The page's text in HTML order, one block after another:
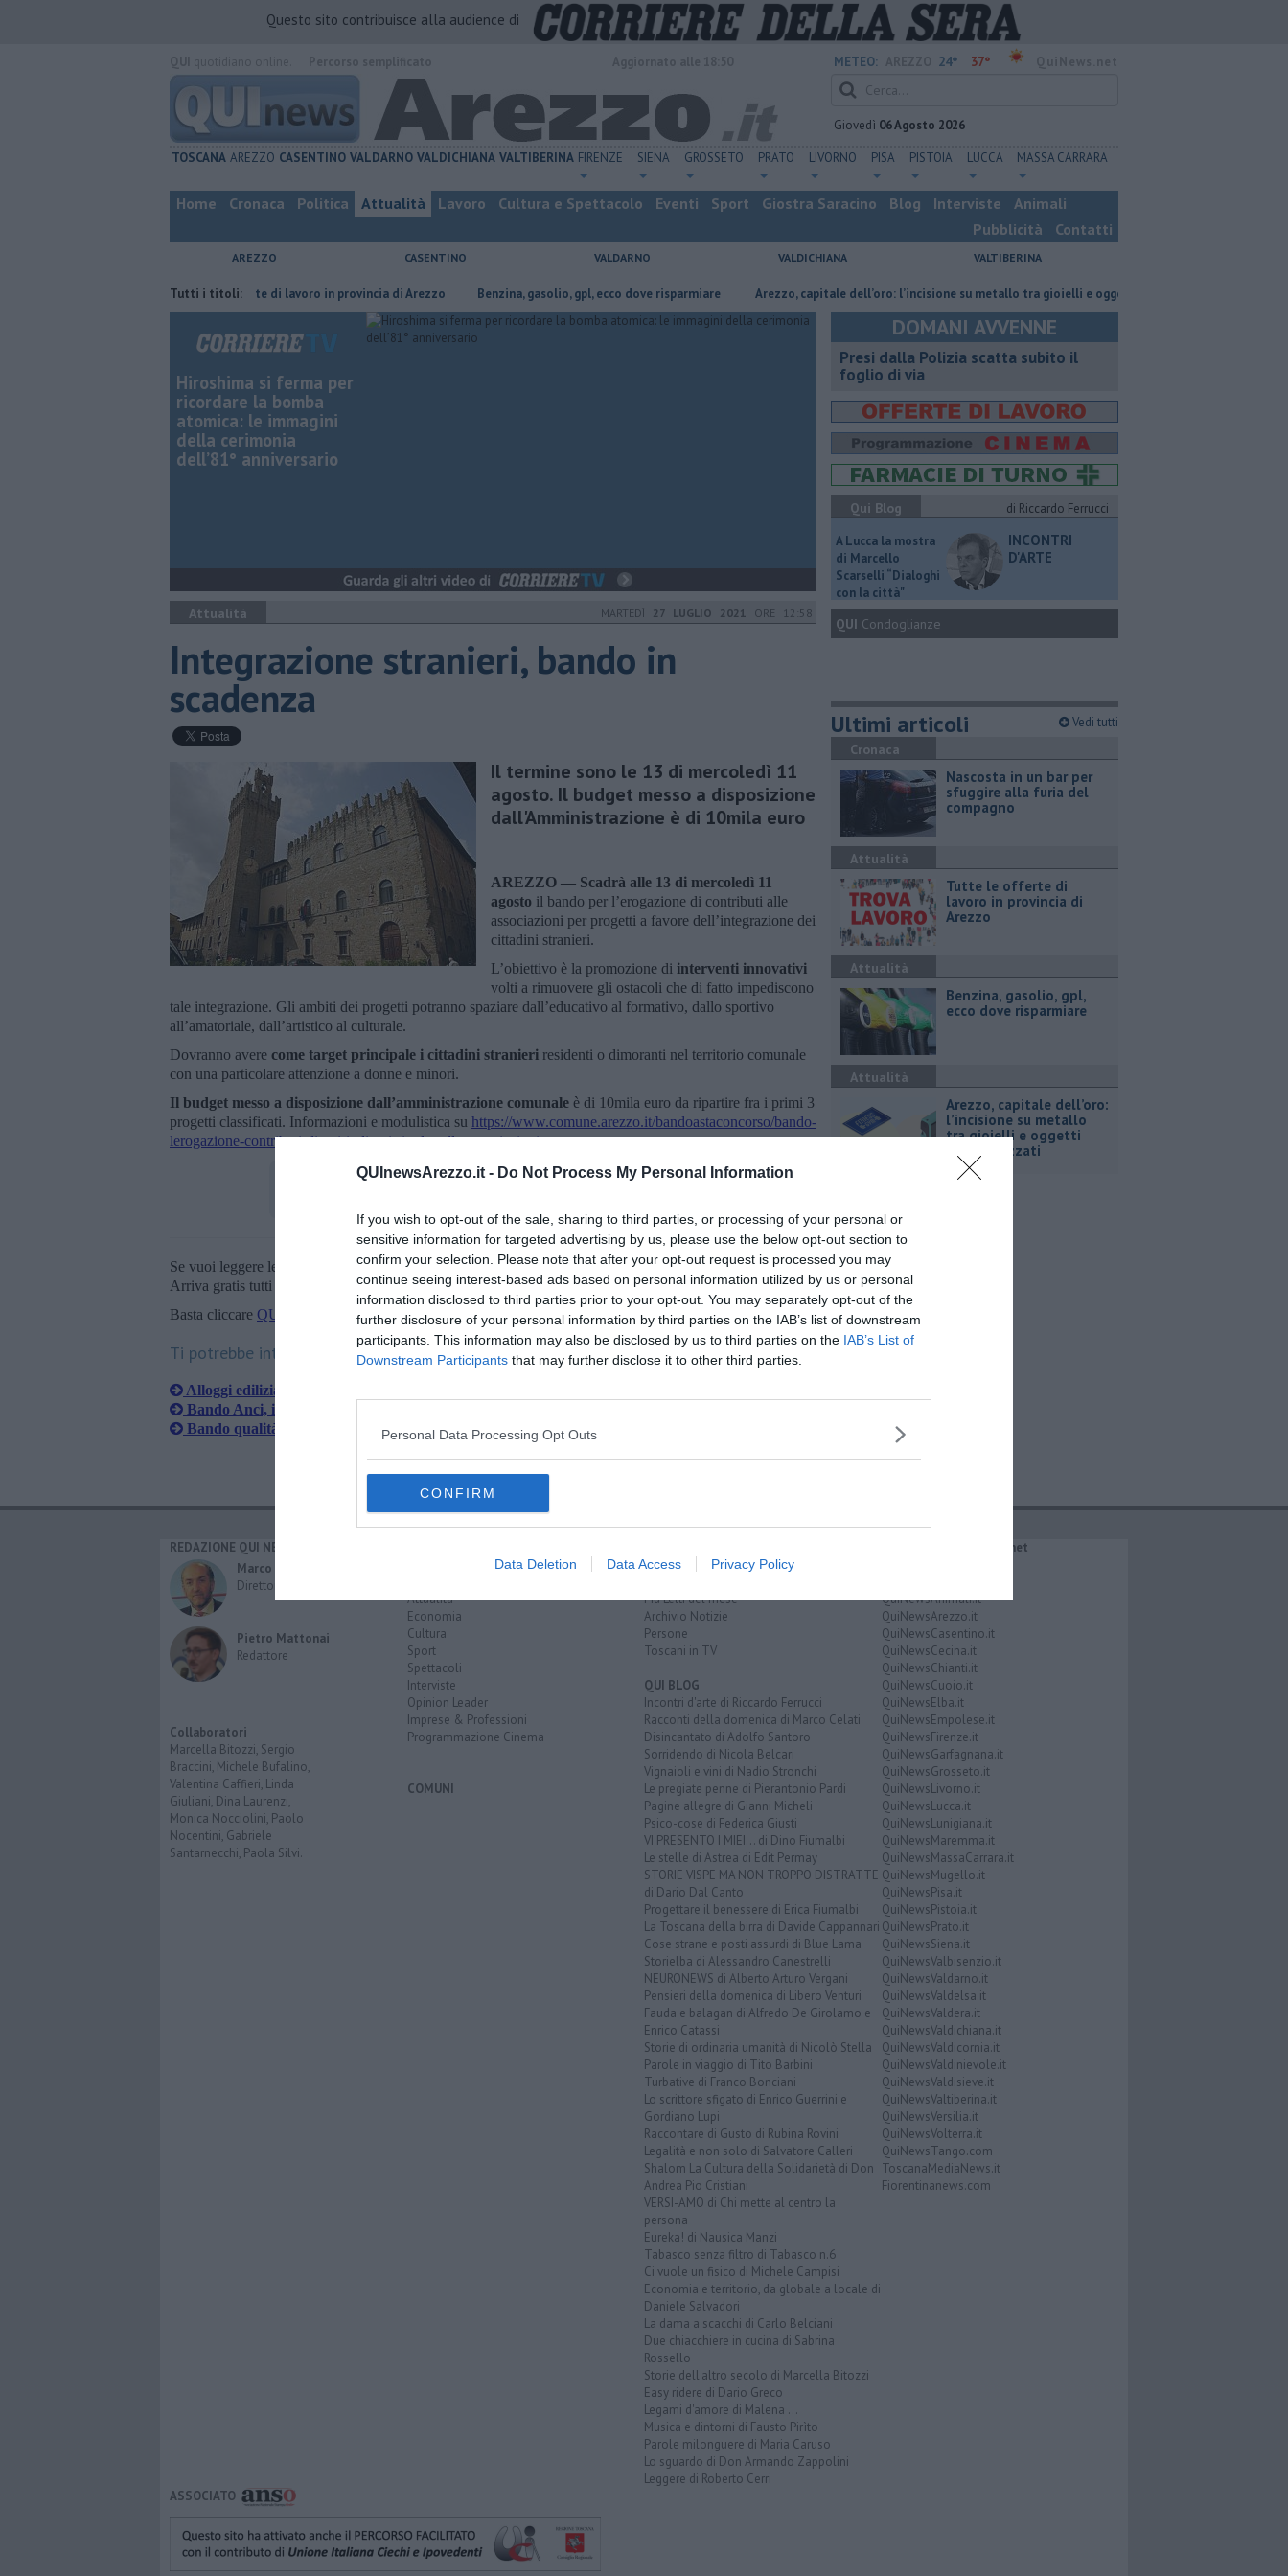
QUInewsArezzo.it - Do Not Process My Personal Information
If you wish to opt-out of the sale, sharing to third parties, or processing of your personal or
sensitive information for targeted advertising by us, please use the below opt-out section to
confirm your selection. Please note that after your opt-out request is processed you may
continue seeing interest-based ads based on personal information utilized by us or personal
information disclosed to third parties prior to your opt-out. You may separately opt-out of the
further disclosure of your personal information by third parties on the IAB’s list of downstream
participants. This information may also be disclosed by us to third parties on the IAB’s List of
Downstream Participants that may further disclose it to other third parties.
Personal Data Processing Opt Outs
CONFIRM
Data Deletion Data Access Privacy Policy
Questo sito contribuisce alla audience di
METEO: 24° 37°
Giovedì 06 Agosto 2026
TOSCANA AREZZO CASENTINO VALDARNO VALDICHIANA VALTIBERINA FIRENZE SIENA GROSSETO PRATO LIVORNO PISA PISTOIA LUCCA MASSA CARRARA
Home Cronaca Politica Attualità Lavoro Cultura e Spettacolo Eventi Sport Giostra Saracino Blog Interviste
Animali
Pubblicità
Contatti
AREZZO CASENTINO VALDARNO VALDICHIANA VALTIBERINA
Tutti i titoli:
​Tutte le offerte di lavoro in provincia di Arezzo ​Benzina, gasolio, gpl, ecco dove risparmiare Arezzo, capitale dell’oro: l’incisione su metallo tra gioielli e oggetti personalizzati
Hiroshima si ferma per
ricordare la bomba
atomica: le immagini
della cerimonia
dell’81° anniversario
Attualità MARTEDÌ 27 LUGLIO 2021 ORE 12:58
Integrazione stranieri, bando in
scadenza
Il termine sono le 13 di mercoledì 11
agosto. Il budget messo a disposizione
dall'Amministrazione è di 10mila euro
AREZZO — Scadrà alle 13 di mercoledì 11
agosto il bando per l’erogazione di contributi alle
associazioni per progetti a favore dell’integrazione dei
cittadini stranieri.
L’obiettivo è la promozione di interventi innovativi
volti a rimuovere gli ostacoli che di fatto impediscono
tale integrazione. Gli ambiti dei progetti potranno spaziare dall’educativo al formativo, dallo sportivo
all’amatoriale, dall’artistico al culturale.
Dovranno avere come target principale i cittadini stranieri residenti o dimoranti nel territorio comunale
con una particolare attenzione a donne e minori.
Il budget messo a disposizione dall’amministrazione comunale è di 10mila euro da ripartire fra i primi 3
progetti classificati. Informazioni e modulistica su https://www.comune.arezzo.it/bandoastaconcorso/bando-
lerogazione-contributi-diretti-indiretti-rivolto-alle-associazioni
Se vuoi leggere le notizie principali della Toscana iscriviti allaNewsletter QUInews - ToscanaMedia.
Arriva gratis tutti i giorni alle 20:00 direttamente nella tua casella di posta.
Basta cliccare QUI
Ti potrebbe interessare anche:
Alloggi edilizia agevolata, riapre il bando
Bando Anci, il Comune conquista un "tesoretto"
Bando qualità dell'abitare, "occasione mancata"
DOMANI AVVENNE
Presi dalla Polizia scatta subito il
foglio di via
Qui Blog
di Riccardo Ferrucci
A Lucca la mostra
di Marcello
Scarselli “Dialoghi
con la città"
INCONTRI
D'ARTE
QUI Condoglianze
Ultimi articoli Vedi tutti
Cronaca
Nascosta in un bar per
sfuggire alla furia del
compagno
Attualità
​Tutte le offerte di
lavoro in provincia di
Arezzo
Attualità
​Benzina, gasolio, gpl,
ecco dove risparmiare
Attualità
Arezzo, capitale dell’oro:
l’incisione su metallo
tra gioielli e oggetti
personalizzati
REDAZIONE QUI NEWS
Marco Migli
Direttore Responsabile
Pietro Mattonai
Redattore
Collaboratori
Marcella Bitozzi, Sergio
Braccini, Michele Bufalino,
Valentina Caffieri, Linda
Giuliani, Dina Laurenzi,
Monica Nocciolini, Paolo
Nocentini, Gabriele
Santarnecchi, Paola Silvi.
Attualità
Economia
Cultura
Sport
Spettacoli
Interviste
Opinion Leader
Imprese & Professioni
Programmazione Cinema
COMUNI
Le notizie di oggi
Più Letti del mese
Archivio Notizie
Persone
Toscani in TV
QUI BLOG
Incontri d'arte di Riccardo Ferrucci
Racconti della domenica di Marco Celati
Disincantato di Adolfo Santoro
Sorridendo di Nicola Belcari
Vignaioli e vini di Nadio Stronchi
Le pregiate penne di Pierantonio Pardi
Pagine allegre di Gianni Micheli
Psico-cose di Federica Giusti
VI PRESENTO I MIEI... di Dino Fiumalbi
Le stelle di Astrea di Edit Permay
STORIE VISPE MA NON TROPPO DISTRATTE
di Dario Dal Canto
Progettare il benessere di Erica Fiumalbi
La Toscana della birra di Davide Cappannari
Cose strane e posti assurdi di Blue Lama
Storielba di Alessandro Canestrelli
NEURONEWS di Alberto Arturo Vergani
Pensieri della domenica di Libero Venturi
Fauda e balagan di Alfredo De Girolamo e
Enrico Catassi
Storie di ordinaria umanità di Nicolò Stella
Parole in viaggio di Tito Barbini
Turbative di Franco Bonciani
Lo scrittore sfigato di Enrico Guerrini e
Gordiano Lupi
Raccontare di Gusto di Rubina Rovini
Legalità e non solo di Salvatore Calleri
Shalom La Cultura della Solidarietà di Don
Andrea Pio Cristiani
VERSI-AMO di Chi mette al centro la
persona
Eureka! di Nausica Manzi
Tabasco senza filtro di Tabasco n.6
Ci vuole un fisico di Michele Campisi
Economia e territorio, da globale a locale di
Daniele Salvadori
La dama a scacchi di Carlo Belciani
Due chiacchiere in cucina di Sabrina
Rossello
Storie dell'altro secolo di Marcella Bitozzi
Easy ridere di Dario Greco
Legami d'amore di Malena ...
Musica e dintorni di Fausto Pirìto
Parole milonguere di Maria Caruso
Lo sguardo di Don Armando Zappolini
Leggere di Roberto Cerri
IL NETWORK QuiNews.net
QuiNewsAnimali.it
QuiNewsArezzo.it
QuiNewsCasentino.it
QuiNewsCecina.it
QuiNewsChianti.it
QuiNewsCuoio.it
QuiNewsElba.it
QuiNewsEmpolese.it
QuiNewsFirenze.it
QuiNewsGarfagnana.it
QuiNewsGrosseto.it
QuiNewsLivorno.it
QuiNewsLucca.it
QuiNewsLunigiana.it
QuiNewsMaremma.it
QuiNewsMassaCarrara.it
QuiNewsMugello.it
QuiNewsPisa.it
QuiNewsPistoia.it
QuiNewsPrato.it
QuiNewsSiena.it
QuiNewsValbisenzio.it
QuiNewsValdarno.it
QuiNewsValdelsa.it
QuiNewsValdera.it
QuiNewsValdichiana.it
QuiNewsValdicornia.it
QuiNewsValdinievole.it
QuiNewsValdisieve.it
QuiNewsValtiberina.it
QuiNewsVersilia.it
QuiNewsVolterra.it
QuiNewsTango.com
ToscanaMediaNews.it
Fiorentinanews.com
ASSOCIATO